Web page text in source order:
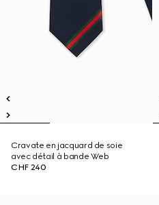
Cravate en jacquard de soie
avec détail à bande Web
CHF 240